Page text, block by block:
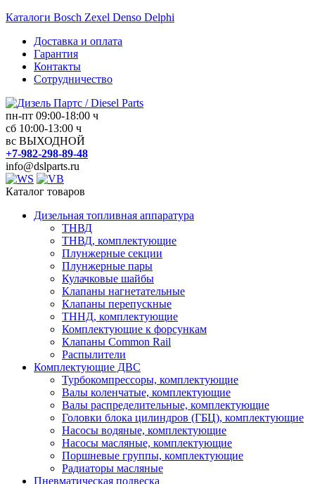
Перейти
содержимому
Каталоги Bosch Zexel Denso Delphi
Доставка и оплата
Гарантия
Контакты
Сотрудничество
Дизель
Партс
/
Diesel
Parts
Дизельная
топливная
аппаратура
пн-пт 09:00-18:00 ч
сб 10:00-13:00 ч
вс ВЫХОДНОЙ
+7-982-298-89-48
info@dslparts.ru
Каталог товаров
Дизельная топливная аппаратура
ТНВД
ТНВД, комплектующие
Плунжерные секции
Плунжерные пары
Кулачковые шайбы
Клапаны нагнетательные
Клапаны перепускные
ТННД, комплектующие
Комплектующие к форсункам
Клапаны Common Rail
Распылители
Комплектующие ДВС
Турбокомпрессоры, комплектующие
Валы коленчатые, комплектующие
Валы распределительные, комплектующие
Головки блока цилиндров (ГБЦ), комплектующие
Насосы водяные, комплектующие
Насосы масляные, комплектующие
Поршневые группы, комплектующие
Радиаторы масляные
Пневматическая подвеска